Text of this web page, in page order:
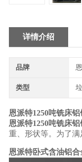
详情介绍
品牌
类型
恩派特1250吨铣床
恩派特1250吨铣床
重、形状等。为了
恩派特卧式含油铝